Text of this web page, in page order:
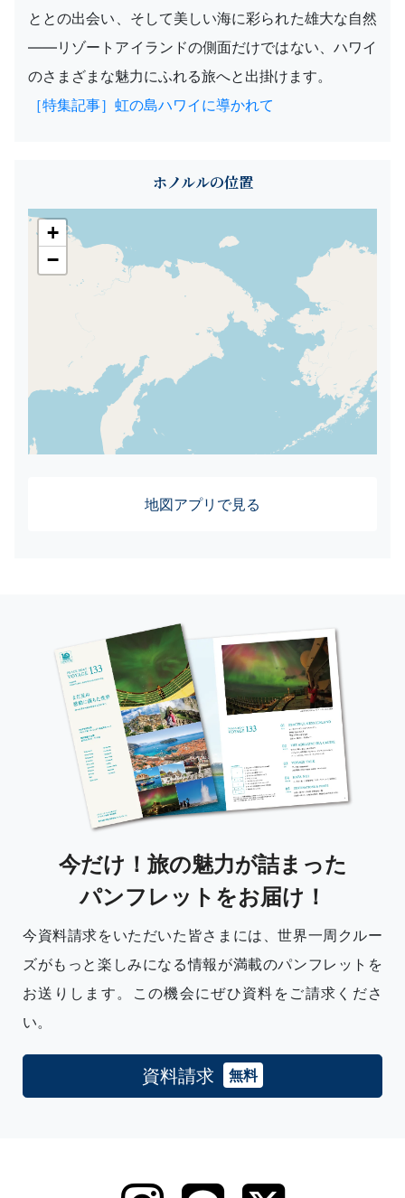
ととの出会い、そして美しい海に彩られた雄大な自然
――リゾートアイランドの側面だけではない、ハワイ
のさまざまな魅力にふれる旅へと出掛けます。
［特集記事］虹の島ハワイに導かれて
ホノルルの位置
+
−
Leaflet © OpenStreetMap
地図アプリで見る
今だけ！旅の魅力が詰まった
パンフレットをお届け！
今資料請求をいただいた皆さまには、世界一周クルー
ズがもっと楽しみになる情報が満載のパンフレットを
お送りします。この機会にぜひ資料をご請求くださ
い。
資料請求 無料